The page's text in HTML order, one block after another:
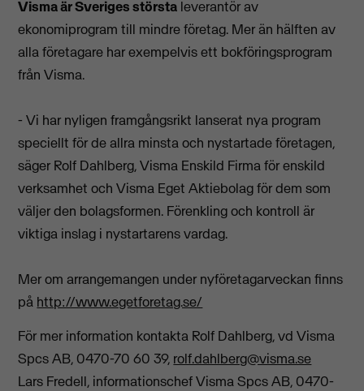
Visma är Sveriges största leverantör av
ekonomiprogram till mindre företag. Mer än hälften av
alla företagare har exempelvis ett bokföringsprogram
från Visma.
- Vi har nyligen framgångsrikt lanserat nya program
speciellt för de allra minsta och nystartade företagen,
säger Rolf Dahlberg, Visma Enskild Firma för enskild
verksamhet och Visma Eget Aktiebolag för dem som
väljer den bolagsformen. Förenkling och kontroll är
viktiga inslag i nystartarens vardag.
Mer om arrangemangen under nyföretagarveckan finns
på http://www.egetforetag.se/
För mer information kontakta Rolf Dahlberg, vd Visma
Spcs AB, 0470-70 60 39, rolf.dahlberg@visma.se
Lars Fredell, informationschef Visma Spcs AB, 0470-